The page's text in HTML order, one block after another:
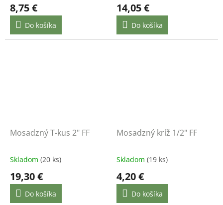
8,75 €
Do košíka
14,05 €
Do košíka
Mosadzný T-kus 2" FF
Skladom (20 ks)
19,30 €
Do košíka
Mosadzný kríž 1/2" FF
Skladom (19 ks)
4,20 €
Do košíka